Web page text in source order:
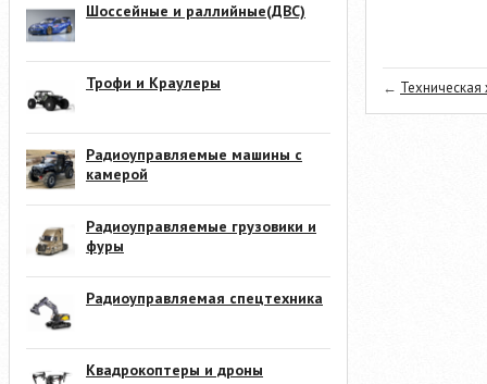
Шоссейные и раллийные(ДВС)
Трофи и Краулеры
Радиоуправляемые машины с
камерой
Радиоуправляемые грузовики и
фуры
Радиоуправляемая спецтехника
Квадрокоптеры и дроны
←